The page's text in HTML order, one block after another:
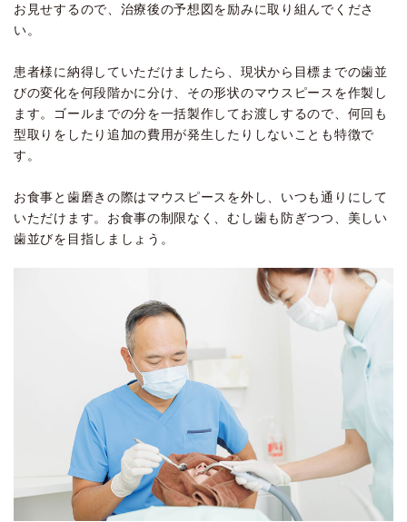
お見せするので、治療後の予想図を励みに取り組んでくださ
い。
患者様に納得していただけましたら、現状から目標までの歯並
びの変化を何段階かに分け、その形状のマウスピースを作製し
ます。ゴールまでの分を一括製作してお渡しするので、何回も
型取りをしたり追加の費用が発生したりしないことも特徴で
す。
お食事と歯磨きの際はマウスピースを外し、いつも通りにして
いただけます。お食事の制限なく、むし歯も防ぎつつ、美しい
歯並びを目指しましょう。